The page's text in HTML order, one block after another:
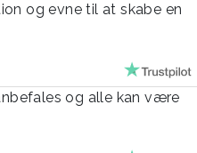
og evne til at skabe en
og alle kan være